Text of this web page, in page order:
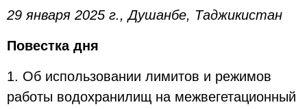
29 января 2025 г., Душанбе, Таджикистан
Повестка дня
1. Об использовании лимитов и режимов
работы водохранилищ на межвегетационный